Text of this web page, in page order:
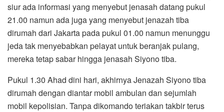
siur ada informasi yang menyebut jenasah datang pukul
21.00 namun ada juga yang menyebut jenazah tiba
dirumah dari Jakarta pada pukul 01.00 namun menunggu
jeda tak menyebabkan pelayat untuk beranjak pulang,
mereka tetap sabar hingga jenasah Siyono tiba.
Pukul 1.30 Ahad dini hari, akhirnya Jenazah Siyono tiba
dirumah dengan diantar mobil ambulan dan sejumlah
mobil kepolisian. Tanpa dikomando teriakan takbir terus